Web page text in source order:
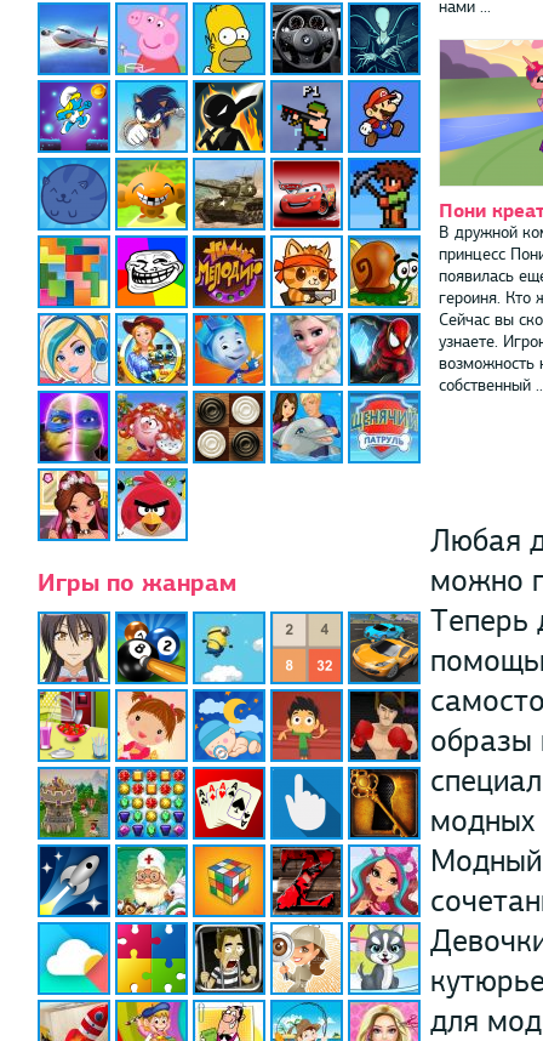
Игры по жанрам
нами ...
Пони
В дружной
принцесс
появилась
героиня. Кто
Сейчас вы
узнаете.
возможность
собственный
Любая
можно
Теперь
образы
модных
Модный
для